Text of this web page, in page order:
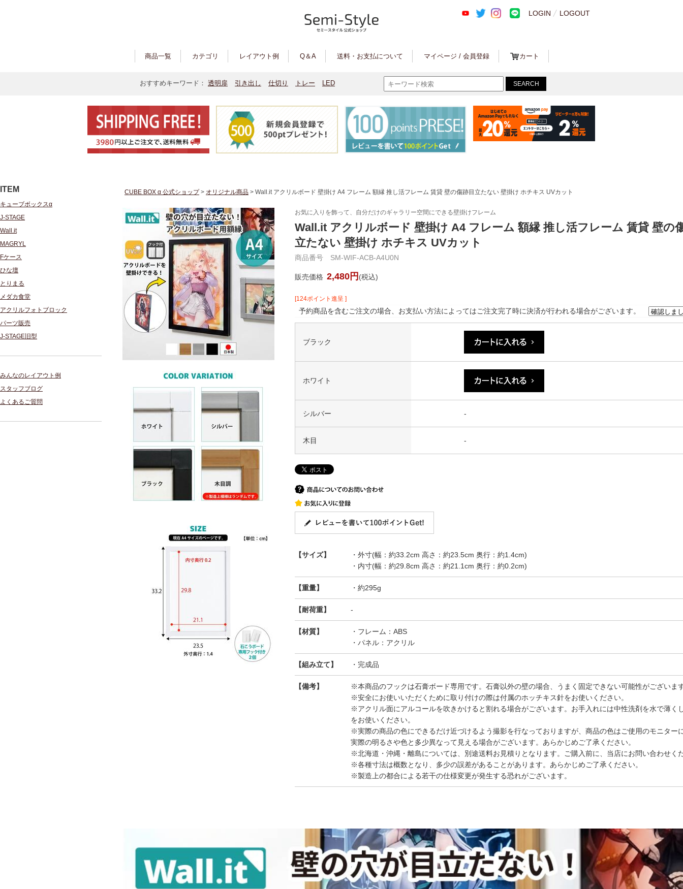
LOGIN LOGOUT
商品一覧 カテゴリ レイアウト例 Q＆A 送料・お支払について マイページ / 会員登録 カート
おすすめキーワード： 透明扉 引き出し 仕切り トレー LED
ITEM
キューブボックスα
J-STAGE
Wall.it
MAGRYL
Fケース
ひな壇
とりまる
メダカ食堂
アクリルフォトブロック
パーツ販売
J-STAGE旧型
みんなのレイアウト例
スタッフブログ
よくあるご質問
CUBE BOX α 公式ショップ> オリジナル商品 > Wall.it アクリルボード 壁掛け A4 フレーム 額縁 推し活フレーム 賃貸 壁の傷跡目立たない 壁掛け ホチキス UVカット
お気に入りを飾って、自分だけのギャラリー空間にできる壁掛けフレーム
Wall.it アクリルボード 壁掛け A4 フレーム 額縁 推し活フレーム 賃貸 壁の
立たない 壁掛け ホチキス UVカット
商品番号 SM-WIF-ACB-A4U0N
販売価格 2,480円 (税込)
[124ポイント進呈 ]
予約商品を含むご注文の場合、お支払い方法によってはご注文完了時に決済が行われる場合がございます。
ブラック
ホワイト
シルバー -
木目 -
【サイズ】
・外寸(幅：約33.2cm 高さ：約23.5cm 奥行：約1.4cm)
・内寸(幅：約29.8cm 高さ：約21.1cm 奥行：約0.2cm)
【重量】 ・約295g
【耐荷重】 -
【材質】
・フレーム：ABS
・パネル：アクリル
【組み立て】 ・完成品
【備考】
※本商品のフックは石膏ボード専用です。石膏以外の壁の場合、うまく固定できない可能性がございま
※安全にお使いいただくために取り付けの際は付属のホッチキス針をお使いください。
※アクリル面にアルコールを吹きかけると割れる場合がございます。お手入れには中性洗剤を水で薄く
をお使いください。
※実際の商品の色にできるだけ近づけるよう撮影を行なっておりますが、商品の色はご使用のモニター
実際の明るさや色と多少異なって見える場合がございます。あらかじめご了承ください。
※北海道・沖縄・離島については、別途送料お見積りとなります。ご購入前に、当店にお問い合わせく
※各種寸法は概数となり、多少の誤差があることがあります。あらかじめご了承ください。
※製造上の都合による若干の仕様変更が発生する恐れがございます。